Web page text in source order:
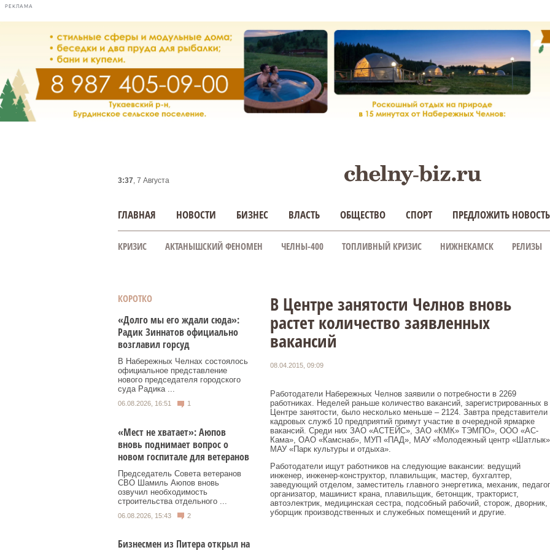
РЕКЛАМА
3:37, 7 Августа
ГЛАВНАЯ НОВОСТИ БИЗНЕС ВЛАСТЬ ОБЩЕСТВО СПОРТ ПРЕДЛОЖИТЬ НОВОСТЬ
КРИЗИС АКТАНЫШСКИЙ ФЕНОМЕН ЧЕЛНЫ-400 ТОПЛИВНЫЙ КРИЗИС НИЖНЕКАМСК РЕЛИЗЫ
КОРОТКО
«Долго мы его ждали сюда»:
Радик Зиннатов официально
возглавил горсуд
В Набережных Челнах состоялось
официальное представление
нового председателя городского
суда Радика ...
06.08.2026, 16:51 1
«Мест не хватает»: Аюпов
вновь поднимает вопрос о
новом госпитале для ветеранов
Председатель Совета ветеранов
СВО Шамиль Аюпов вновь
озвучил необходимость
строительства отдельного ...
06.08.2026, 15:43 2
Бизнесмен из Питера открыл на
В Центре занятости Челнов вновь
растет количество заявленных
вакансий
08.04.2015, 09:09
Работодатели Набережных Челнов заявили о потребности в 2269
работниках. Неделей раньше количество вакансий, зарегистрированных в
Центре занятости, было несколько меньше – 2124. Завтра представители
кадровых служб 10 предприятий примут участие в очередной ярмарке
вакансий. Среди них ЗАО «АСТЕЙС», ЗАО «КМК» ТЭМПО», ООО «АС-
Кама», ОАО «Камснаб», МУП «ПАД», МАУ «Молодежный центр «Шатлык»,
МАУ «Парк культуры и отдыха».
Работодатели ищут работников на следующие вакансии: ведущий
инженер, инженер-конструктор, плавильщик, мастер, бухгалтер,
заведующий отделом, заместитель главного энергетика, механик,
организатор, машинист крана, плавильщик, бетонщик, тракторист,
автоэлектрик, медицинская сестра, подсобный рабочий, сторож, дворник,
уборщик производственных и служебных помещений и другие.